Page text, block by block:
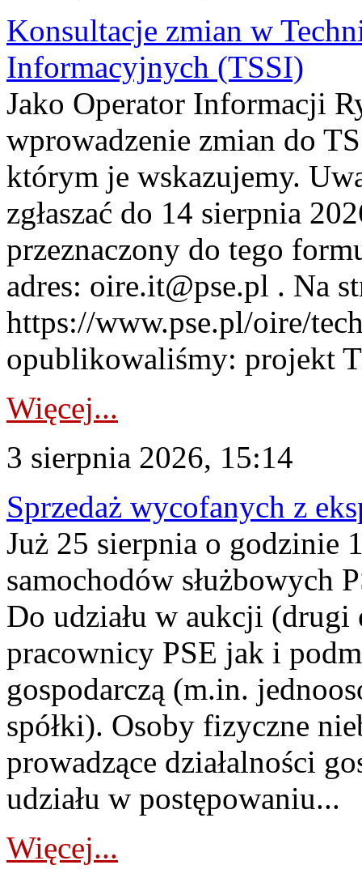
Konsultacje zmian w
Informacyjnych (TSSI)
Jako Operator Informacji
wprowadzenie zmian do
którym je wskazujemy.
zgłaszać do 14 sierpnia
przeznaczony do tego
adres: oire.it@pse.pl . Na
https://www.pse.pl/oire/
opublikowaliśmy: projekt
Więcej...
3 sierpnia 2026, 15:14
Sprzedaż wycofanych z
Już 25 sierpnia o godzinie
samochodów służbowych
Do udziału w aukcji (drugi
pracownicy PSE jak i
gospodarczą (m.in.
spółki). Osoby fizyczne
prowadzące działalności
udziału w postępowaniu...
Więcej...